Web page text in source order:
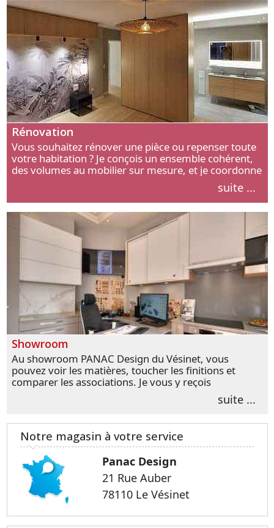
Rénovation
Vous souhaitez rénover une pièce ou repenser toute
votre habitation ? Je conçois un ensemble cohérent,
des volumes au mobilier sur mesure, et je coordonne
suite ...
Showroom
Au showroom PANAC Design du Vésinet, vous
pouvez voir les matières, toucher les finitions et
comparer les associations. Je vous y reçois
personnellement pour parler de votre projet et
transformer vos premières idées en choix plussuite ...
Notre magasin à votre service
Panac Design
21 Rue Auber
78110 Le Vésinet